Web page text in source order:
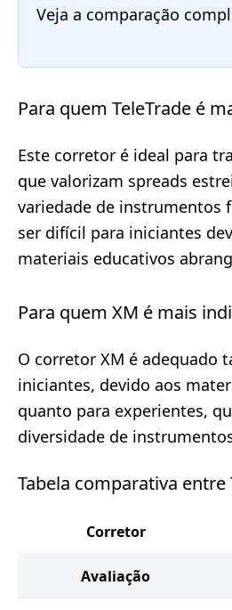
Veja a comparação
Para quem TeleTrade é
Este corretor é ideal para
que valorizam spreads
variedade de instrumentos
ser difícil para iniciantes
materiais educativos
Para quem XM é mais
O corretor XM é adequado
iniciantes, devido aos
quanto para experientes,
diversidade de
Tabela comparativa entre
Corretor
Avaliação